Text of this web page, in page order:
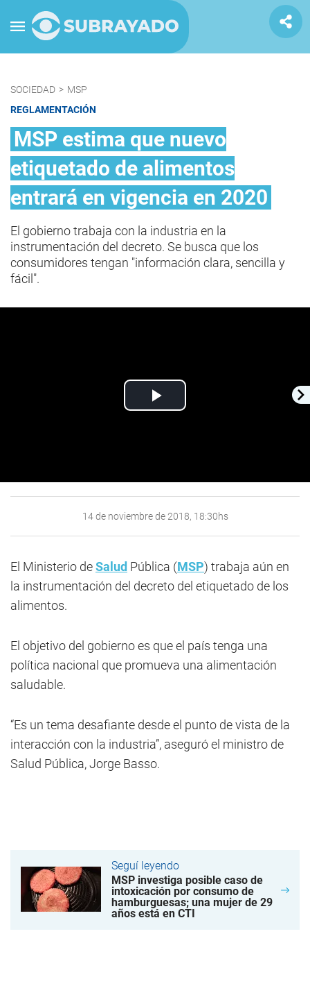
SOCIEDAD > MSP
REGLAMENTACIÓN
MSP estima que nuevo
etiquetado de alimentos
entrará en vigencia en 2020
El gobierno trabaja con la industria en la
instrumentación del decreto. Se busca que los
consumidores tengan "información clara, sencilla y
fácil".
Play
14 de noviembre de 2018, 18:30hs
El Ministerio deSalud Pública (MSP) trabaja aún en
la instrumentación del decreto del etiquetado de los
alimentos.
El objetivo del gobierno es que el país tenga una
política nacional que promueva una alimentación
saludable.
“Es un tema desafiante desde el punto de vista de la
interacción con la industria”, aseguró el ministro de
Salud Pública, Jorge Basso.
Seguí leyendo
MSP investiga posible caso de
intoxicación por consumo de
hamburguesas; una mujer de 29
años está en CTI